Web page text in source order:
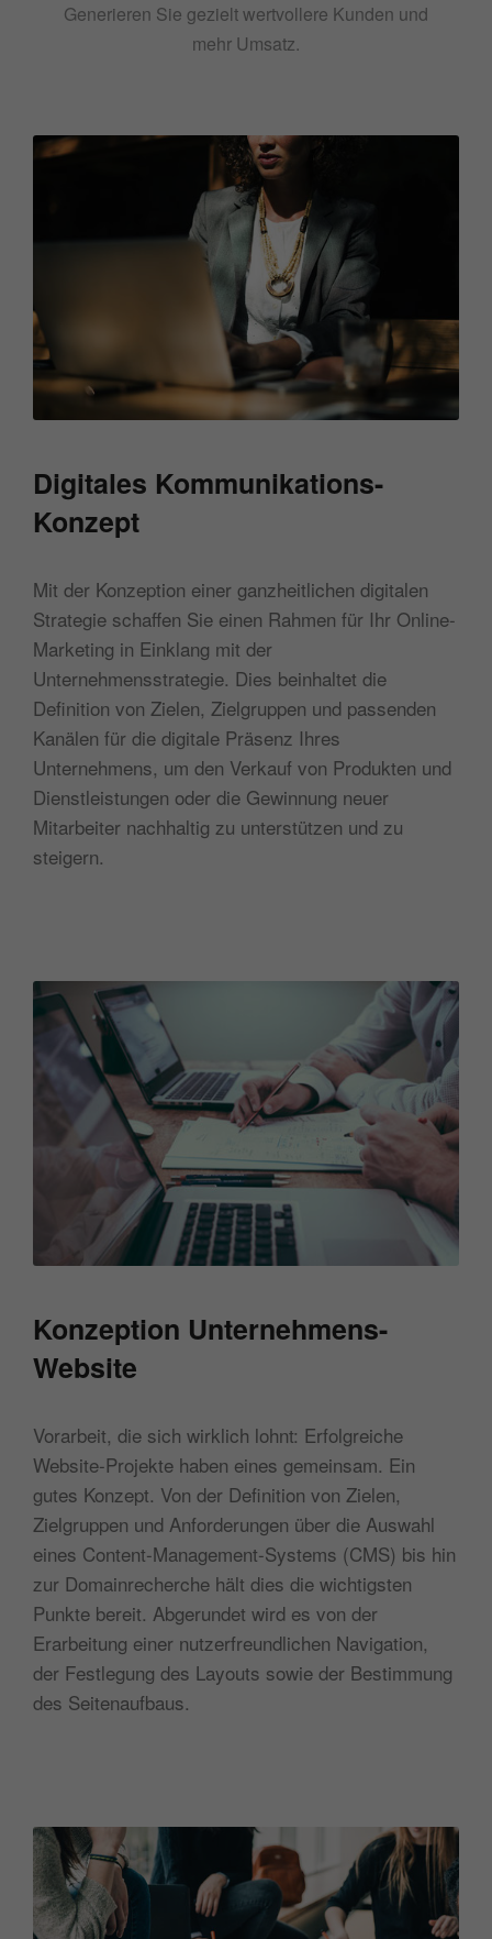
Generieren Sie gezielt wertvollere Kunden und
mehr Umsatz.
Digitales Kommunikations-
Konzept
Mit der Konzeption einer ganzheitlichen digitalen
Strategie schaffen Sie einen Rahmen für Ihr Online-
Marketing in Einklang mit der
Unternehmensstrategie. Dies beinhaltet die
Definition von Zielen, Zielgruppen und passenden
Kanälen für die digitale Präsenz Ihres
Unternehmens, um den Verkauf von Produkten und
Dienstleistungen oder die Gewinnung neuer
Mitarbeiter nachhaltig zu unterstützen und zu
steigern.
Konzeption Unternehmens-
Website
Vorarbeit, die sich wirklich lohnt: Erfolgreiche
Website-Projekte haben eines gemeinsam. Ein
gutes Konzept. Von der Definition von Zielen,
Zielgruppen und Anforderungen über die Auswahl
eines Content-Management-Systems (CMS) bis hin
zur Domainrecherche hält dies die wichtigsten
Punkte bereit. Abgerundet wird es von der
Erarbeitung einer nutzerfreundlichen Navigation,
der Festlegung des Layouts sowie der Bestimmung
des Seitenaufbaus.